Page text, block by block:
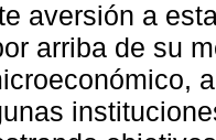
aversión a
arriba de su